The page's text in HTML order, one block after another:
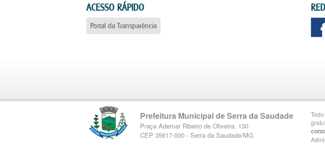
ACESSO RÁPIDO
Portal da Transparência
Prefeitura Municipal de Serra da Saudade
Praça Ademar Ribeiro de Oliveira, 130
CEP 35617-000 - Serra da Saudade/MG